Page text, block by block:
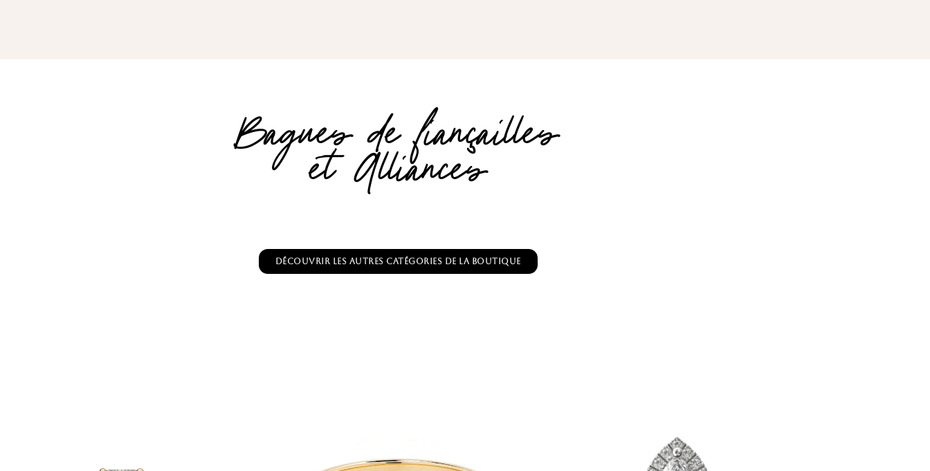
Bagues de fiançailles
et Alliances
Découvrir les autres catégories de la boutique